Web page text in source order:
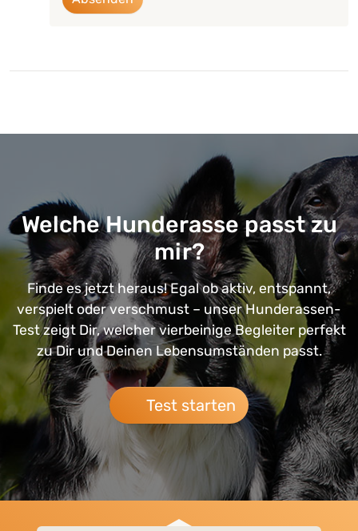
Welche Hunderasse passt zu
mir?
Finde es jetzt heraus! Egal ob aktiv, entspannt,
verspielt oder verschmust – unser Hunderassen-
Test zeigt Dir, welcher vierbeinige Begleiter perfekt
zu Dir und Deinen Lebensumständen passt.
Test starten